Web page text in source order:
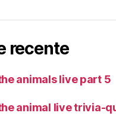
recente
animals live part 5
animal live trivia-